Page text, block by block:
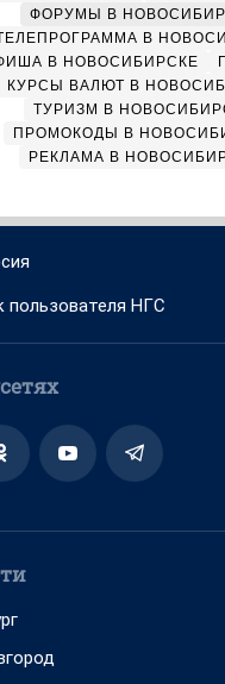
ФОРУМЫ В
В
В НОВОСИБИРСКЕ
КУРСЫ ВАЛЮТ В
ТУРИЗМ В
ПРОМОКОДЫ В
РЕКЛАМА В
пользователя НГС